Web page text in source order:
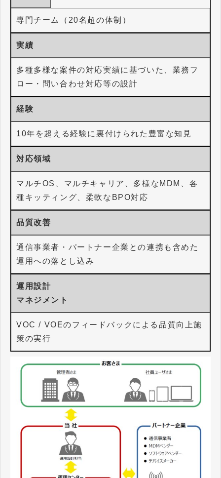
専門チーム（20名超の体制）
実績
多種多様な案件の対応実績に基づいた、業務フ
ロー・問い合わせ対応等の設計
経験
10年を超える経験に裏付けられた豊富な知見
対応領域
マルチOS、マルチキャリア、多様なMDM、各
種キッティング、柔軟なBPO対応
品質改善
通信事業者・パートナー企業との連携も含めた
運用への落とし込み
運用設計
​​​​​​マネジメント
VOC / VOEのフィードバックによる品質向上施
策の実行